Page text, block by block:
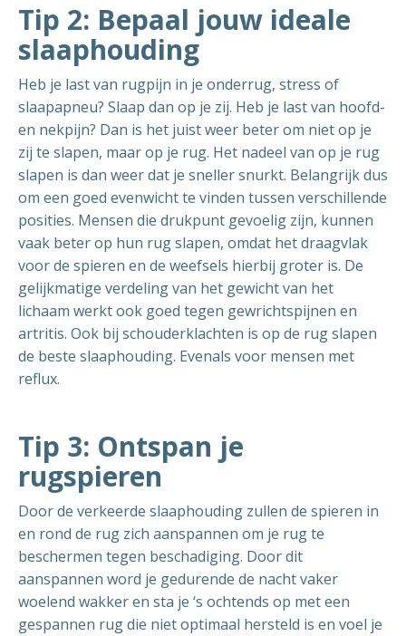
Tip 2: Bepaal jouw ideale
slaaphouding
Heb je last van rugpijn in je onderrug, stress of
slaapapneu? Slaap dan op je zij. Heb je last van hoofd-
en nekpijn? Dan is het juist weer beter om niet op je
zij te slapen, maar op je rug. Het nadeel van op je rug
slapen is dan weer dat je sneller snurkt. Belangrijk dus
om een goed evenwicht te vinden tussen verschillende
posities. Mensen die drukpunt gevoelig zijn, kunnen
vaak beter op hun rug slapen, omdat het draagvlak
voor de spieren en de weefsels hierbij groter is. De
gelijkmatige verdeling van het gewicht van het
lichaam werkt ook goed tegen gewrichtspijnen en
artritis. Ook bij schouderklachten is op de rug slapen
de beste slaaphouding. Evenals voor mensen met
reflux.
Tip 3: Ontspan je
rugspieren
Door de verkeerde slaaphouding zullen de spieren in
en rond de rug zich aanspannen om je rug te
beschermen tegen beschadiging. Door dit
aanspannen word je gedurende de nacht vaker
woelend wakker en sta je ‘s ochtends op met een
gespannen rug die niet optimaal hersteld is en voel je